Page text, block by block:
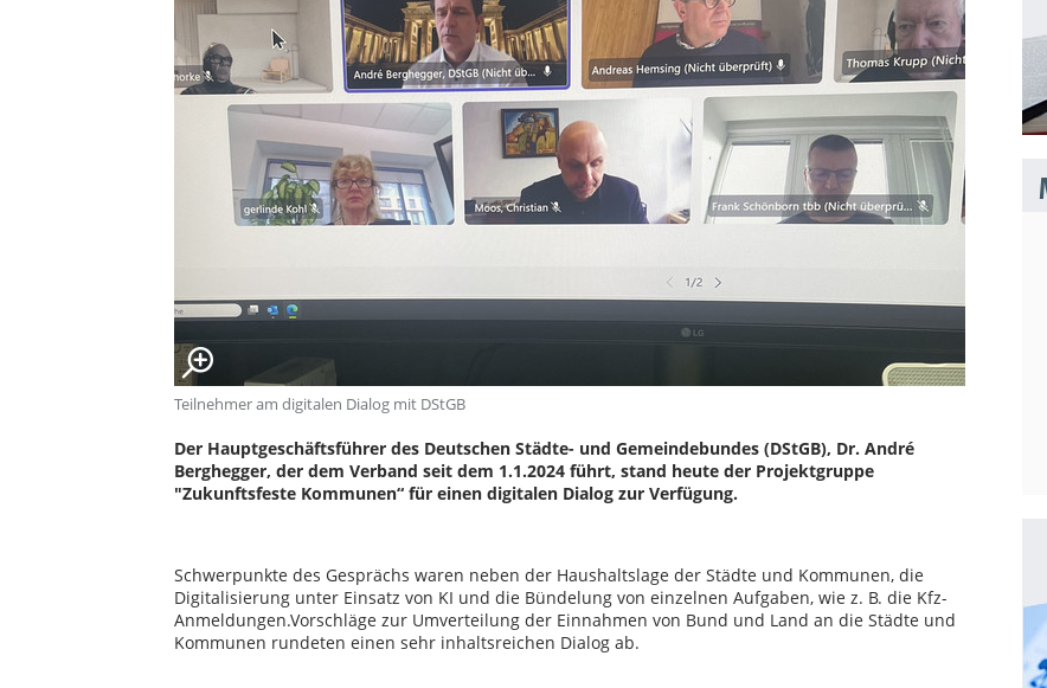
Teilnehmer am digitalen Dialog mit DStGB
Der Hauptgeschäftsführer des Deutschen Städte- und Gemeindebundes (DStGB), Dr. André
Berghegger, der dem Verband seit dem 1.1.2024 führt, stand heute der Projektgruppe
"Zukunftsfeste Kommunen“ für einen digitalen Dialog zur Verfügung.
Schwerpunkte des Gesprächs waren neben der Haushaltslage der Städte und Kommunen, die
Digitalisierung unter Einsatz von KI und die Bündelung von einzelnen Aufgaben, wie z. B. die Kfz-
Anmeldungen.Vorschläge zur Umverteilung der Einnahmen von Bund und Land an die Städte und
Kommunen rundeten einen sehr inhaltsreichen Dialog ab.